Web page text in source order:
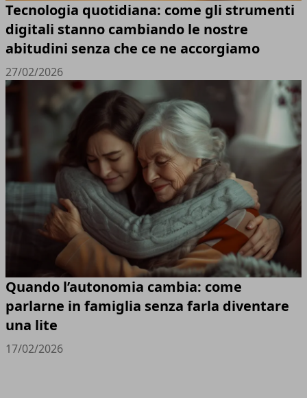
Tecnologia quotidiana: come gli strumenti
digitali stanno cambiando le nostre
abitudini senza che ce ne accorgiamo
27/02/2026
Quando l’autonomia cambia: come
parlarne in famiglia senza farla diventare
una lite
17/02/2026